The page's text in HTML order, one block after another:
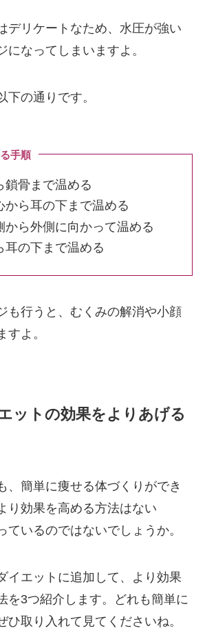
デリケートなため、水圧が強い
になってしまいますよ。
下の通りです。
手順
鎖骨まで温める
から耳の下まで温める
から外側に向かって温める
耳の下まで温める
も行うと、むくみの解消や小顔
すよ。
ットの効果をよりあげる
、簡単に痩せる体づくりができ
り効果を高める方法はない
ているのではないでしょうか。
イエットに追加して、より効果
を3つ紹介します。どれも簡単に
ひ取り入れて見てくださいね。